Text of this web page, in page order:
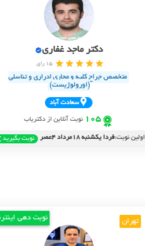
دکتر ماجد غفاری
15 رای
متخصص جراح کلیه و مجاری ادراری و تناسلی
(اورولوژیست)
سعادت آباد
105 نوبت آنلاین از دکتریاب
اولین نوبت:فردا یکشنبه 18مرداد 4عصر نوبت بگیرید
تهران نوبت دهی